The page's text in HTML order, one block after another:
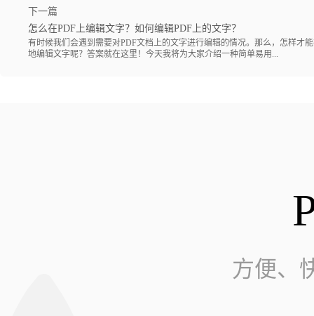
下一篇
怎么在PDF上编辑文字？如何编辑PDF上的文字？
有时候我们会遇到需要对PDF文档上的文字进行编辑的情况。那么，怎样才
地编辑文字呢？答案就在这里！今天我将为大家介绍一种简单易用...
方便、